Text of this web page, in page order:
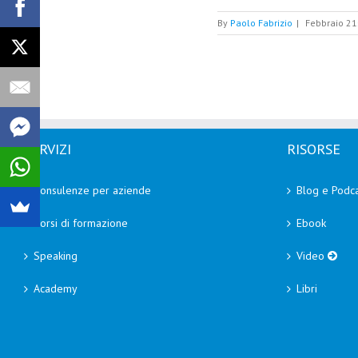
By Paolo Fabrizio | Febbraio
SERVIZI
Consulenze per aziende
Corsi di formazione
Speaking
Academy
RISORSE
Blog e
Ebook
Video
Libri